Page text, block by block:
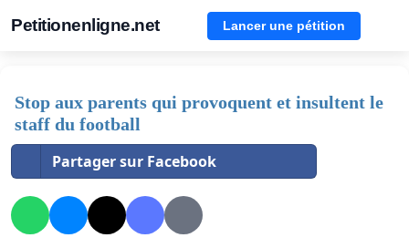
Petitionenligne.net Lancer une pétition
Stop aux parents qui provoquent et insultent le
staff du football
Partager sur Facebook